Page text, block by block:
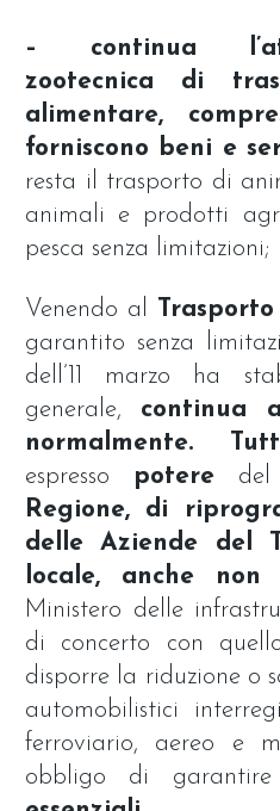
– continua
zootecnica di
alimentare,
forniscono beni e
resta il trasporto di
animali e prodotti
pesca senza limitazioni;
Venendo al Trasporto
garantito senza
dell’11 marzo ha
generale, continua
normalmente.
espresso potere
Regione, di
delle Aziende del
locale, anche
Ministero delle
di concerto con
disporre la riduzione o
automobilistici
ferroviario, aereo e
obbligo di